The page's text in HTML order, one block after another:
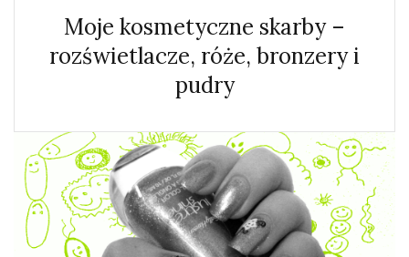
Moje kosmetyczne skarby –
rozświetlacze, róże, bronzery i
pudry